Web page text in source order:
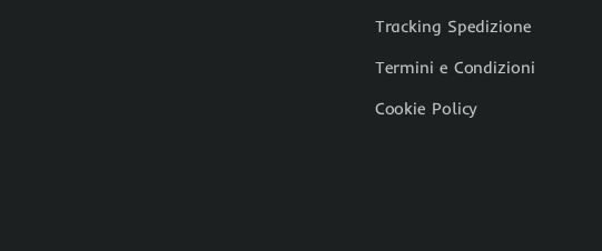
Tracking Spedizione
Termini e Condizioni
Cookie Policy